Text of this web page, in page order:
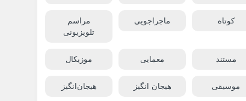
کوتاه ماجراجویی
مراسم
تلویزیونی
مستند معمایی موزیکال
موسیقی هیجان انگیز هیجان‌انگیز